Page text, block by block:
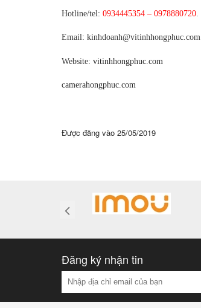
Hotline/tel: 0934445354 – 0978880720
Email: kinhdoanh@vitinhhongphuc.com
Website: vitinhhongphuc.com
camerahongphuc.com
Được đăng vào 25/05/2019
Đăng ký nhận tin